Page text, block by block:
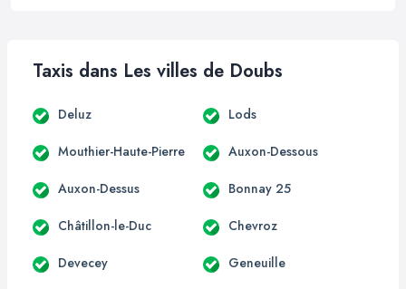
Taxis dans Les villes de Doubs
Deluz Lods
Mouthier-Haute-Pierre Auxon-Dessous
Auxon-Dessus Bonnay 25
Châtillon-le-Duc Chevroz
Devecey Geneuille